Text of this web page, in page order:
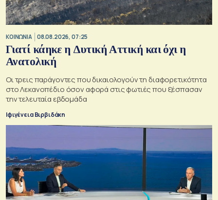
ΚΟΙΝΩΝΙΑ 08.08.2026, 07:25
Γιατί κάηκε η Δυτική Αττική και όχι η
Ανατολική
Oι τρεις παράγοντες που δικαιολογούν τη διαφορετικότητα
στο Λεκανοπέδιο όσον αφορά στις φωτιές που ξέσπασαν
την τελευταία εβδομάδα
Ιφιγένεια Βιρβιδάκη